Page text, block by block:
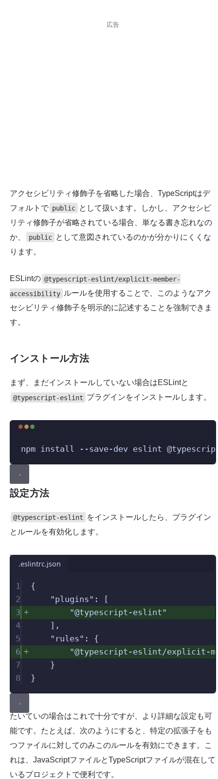
広告
アクセシビリティ修飾子を省略した場合、TypeScriptはデ
フォルトで public として扱います。しかし、アクセシビ
リティ修飾子が省略されている場合、単なる書き忘れなの
か、
public として意図されているのかが分かりにくくな
ります。
ESLintの @typescript-eslint/explicit-member-
accessibility ルールを使用することで、このようなアク
セシビリティ修飾子を明示的に記述することを強制できま
す。
インストール方法
まず、まだインストールしていない場合はESLintと
@typescript-eslint プラグインをインストールします。
npm install --save-dev eslint
設定方法
@typescript-eslint
をインストールしたら、プラグイン
とルールを有効化します。
.eslintrc.json
1
{
2
"plugins" :
[
3
"@typescript-eslint"
4
],
5
" rules" :
{
6
"@typescript-eslint/explicit-
7
}
8
}
たいていの場合はこれで十分ですが、より詳細な設定も可
能です。たとえば、次のようにすると、特定の拡張子をも
つファイルに対してのみこのルールを有効にできます。こ
れは、JavaScriptファイルとTypeScriptファイルが混在して
いるプロジェクトで便利です。